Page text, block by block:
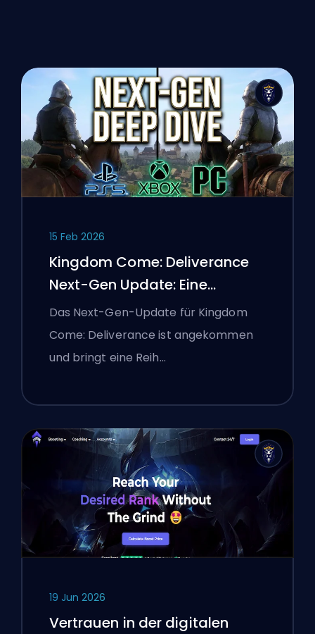
15 Feb 2026
Kingdom Come: Deliverance
Next-Gen Update: Eine
Tiefenanalyse
Das Next-Gen-Update für Kingdom
Come: Deliverance ist angekommen
und bringt eine Reih…
19 Jun 2026
Vertrauen in der digitalen